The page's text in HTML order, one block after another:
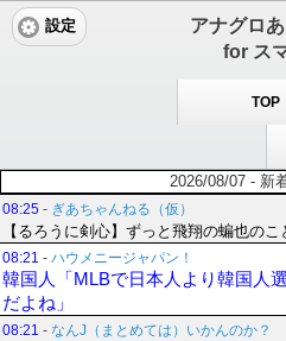
アナグロ
for ス
設定
TOP
2026/08/07 - 新
08:25 - ぎあちゃんねる（仮）
【るろうに剣心】ずっと飛翔の蝙也のこ
08:21 - ハウメニージャパン！
韓国人「MLBで日本人より韓国人
だよね」
08:21 - なんJ（まとめては）いかんのか？